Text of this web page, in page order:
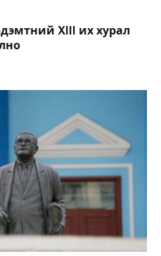
XIII их хурал